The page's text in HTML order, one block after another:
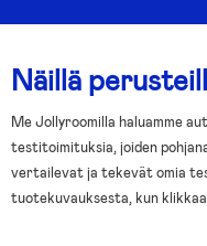
Näillä
Me Jollyroomilla haluamme
testitoimituksia, joiden
vertailevat ja tekevät omia
tuotekuvauksesta, kun